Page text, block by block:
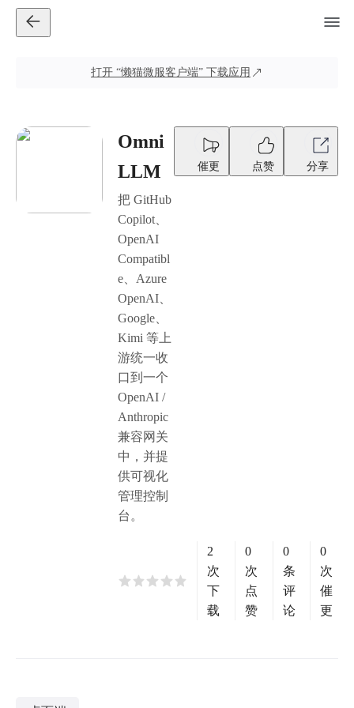
打开 “懒猫微服客户端” 下载应用
Omni
LLM
把 GitHub
Copilot、
OpenAI
Compatibl
e、Azure
OpenAI、
Google、
Kimi 等上
游统一收
口到一个
OpenAI /
Anthropic
兼容网关
中，并提
供可视化
管理控制
台。
催更 点赞 分享
2
次
下
载
0
次
点
赞
0
条
评
论
0
次
催
更